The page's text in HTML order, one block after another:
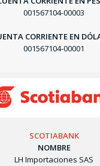
001567104-00003
CORRIENTE EN
001567104-00001
SCOTIABANK
NOMBRE
LH Importaciones SAS